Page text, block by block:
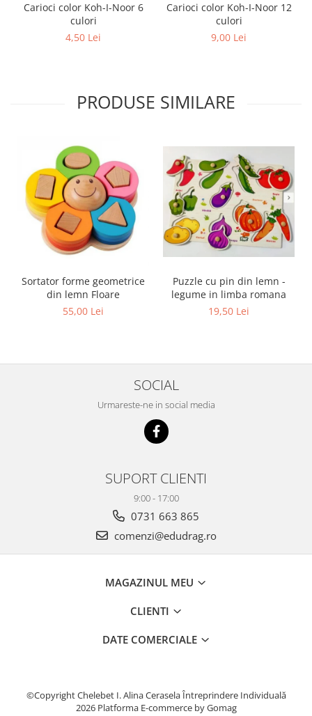
Carioci color Koh-I-Noor 6
culori
4,50 Lei
Carioci color Koh-I-Noor 12
culori
9,00 Lei
PRODUSE SIMILARE
Sortator forme geometrice
din lemn Floare
55,00 Lei
Puzzle cu pin din lemn -
legume in limba romana
19,50 Lei
SOCIAL
Urmareste-ne in social media
SUPORT CLIENTI
9:00 - 17:00
0731 663 865
comenzi@edudrag.ro
MAGAZINUL MEU
CLIENTI
DATE COMERCIALE
©Copyright Chelebet I. Alina Cerasela Întreprindere Individuală
2026 Platforma E-commerce by Gomag